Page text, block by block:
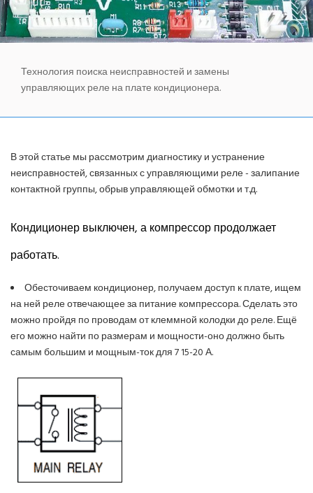
ИСТОРИЯ БРЕНДОВ
Технология поиска неисправностей и замены
управляющих реле на плате кондиционера.
В этой статье мы рассмотрим диагностику и устранение
неисправностей, связанных с управляющими реле - залипание
контактной группы, обрыв управляющей обмотки и т.д.
Кондиционер выключен, а компрессор продолжает
работать.
Обесточиваем кондиционер, получаем доступ к плате, ищем
на ней реле отвечающее за питание компрессора. Сделать это
можно пройдя по проводам от клеммной колодки до реле. Ещё
его можно найти по размерам и мощности-оно должно быть
самым большим и мощным-ток для 7 15-20 А.